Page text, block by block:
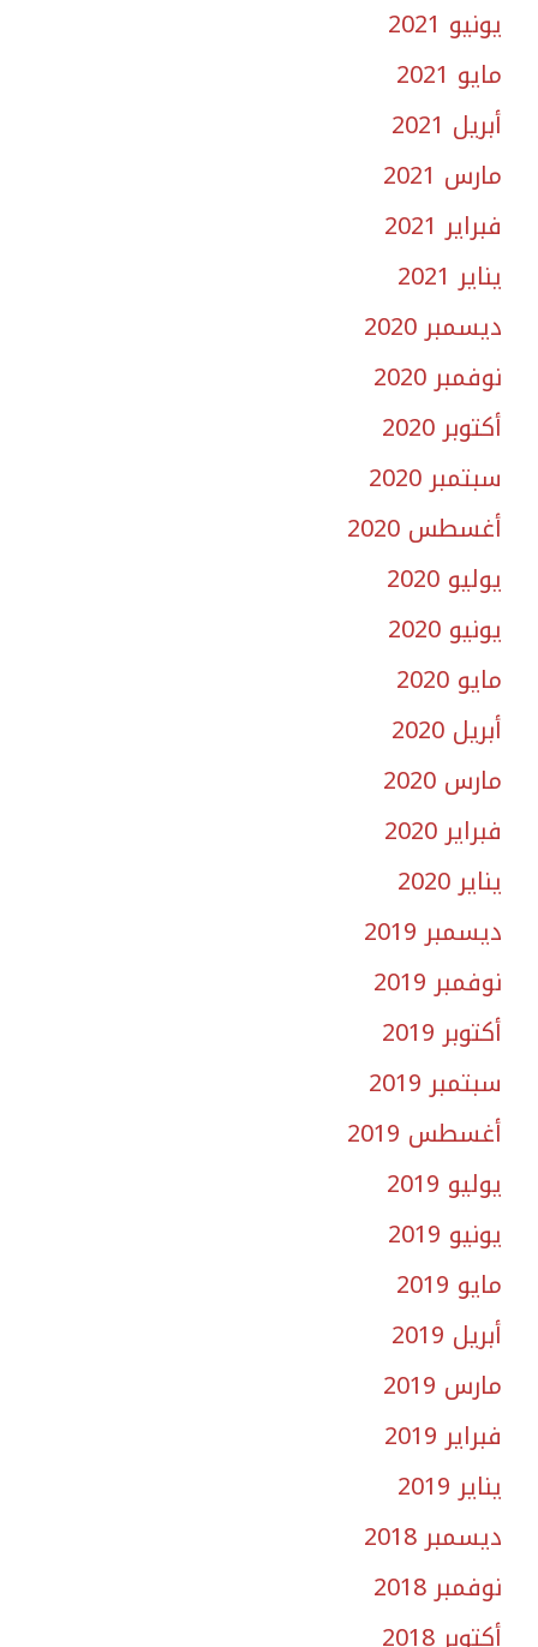
يونيو 2021
مايو 2021
أبريل 2021
مارس 2021
فبراير 2021
يناير 2021
ديسمبر 2020
نوفمبر 2020
أكتوبر 2020
سبتمبر 2020
أغسطس 2020
يوليو 2020
يونيو 2020
مايو 2020
أبريل 2020
مارس 2020
فبراير 2020
يناير 2020
ديسمبر 2019
نوفمبر 2019
أكتوبر 2019
سبتمبر 2019
أغسطس 2019
يوليو 2019
يونيو 2019
مايو 2019
أبريل 2019
مارس 2019
فبراير 2019
يناير 2019
ديسمبر 2018
نوفمبر 2018
أكتوبر 2018